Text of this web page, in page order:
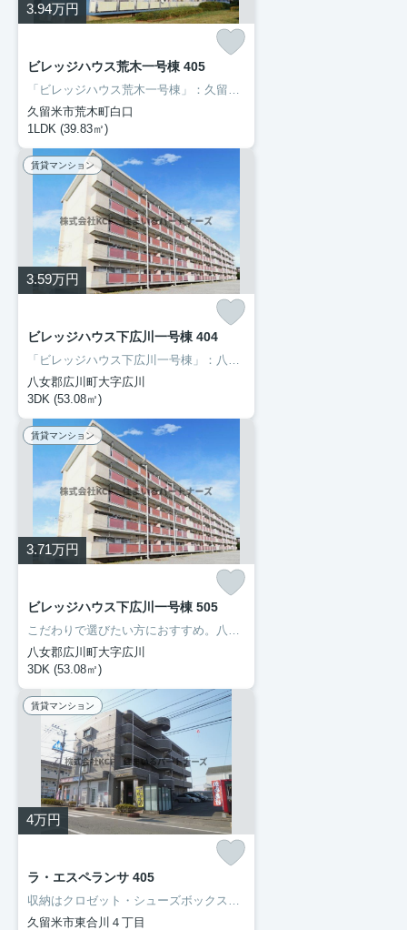
3.94万円
ビレッジハウス荒木一号棟 405
「ビレッジハウス荒木一号棟」：久留米市エリアの新居にピッタリ。徒歩25分の距離に久留米市立荒木中学校があるのも魅力。風通しが良く、熱がこもりにくいので、室内が暑くなりにくいです。久留米市エリアでの新生活をご検討の方に、素敵な暮らしを当社のスタッフが全力でサポート致します。鹿児島本線荒木付近の情報も満載です。
久留米市荒木町白口
1LDK (39.83㎡)
賃貸マンション
3.59万円
ビレッジハウス下広川一号棟 404
「ビレッジハウス下広川一号棟」：八女郡広川町エリアの新居にピッタリ。下広川保育園が徒歩5分の場所にあります。快適な暮らしがしたいとお考えの方に、ぜひご紹介したい街があります。それは八女郡広川町エリアです。住環境が整っているので、不便さをあまり感じない生活が可能です。ぜひお気軽にご連絡下さい。
八女郡広川町大字広川
3DK (53.08㎡)
賃貸マンション
3.71万円
ビレッジハウス下広川一号棟 505
こだわりで選びたい方におすすめ。八女郡広川町エリアで住まいをお探しなら「ビレッジハウス下広川一号棟」。徒歩7分の場所に広川町立下広川小学校があります。ぜひご覧いただきたい賃貸物件です。当社スタッフが地域の賃貸情報をご提供いたします。お客様のこだわりやご要望などございましたら、お気軽に当社へお問い合わせ下さい。
八女郡広川町大字広川
3DK (53.08㎡)
賃貸マンション
4万円
ラ・エスペランサ 405
収納はクロゼット・シューズボックスなど豊富なので、広々と空間を利用することも可能です。洗面化粧台を採用しているので、歯ブラシやドライヤーなどをまとめて収納できます。セキュリティ面は、TVインターホン・オートロックなどを設置しているので安全面でも優れております。当社では久大本線久留米大学前周辺の賃貸情報を数多く取り扱っております。引っ越しを検討しているなら、お気軽にご連絡ください。
久留米市東合川４丁目